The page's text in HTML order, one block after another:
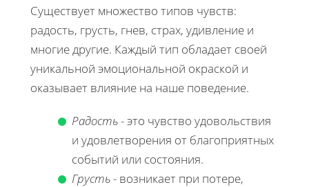
Существует множество типов чувств:
радость, грусть, гнев, страх, удивление и
многие другие. Каждый тип обладает своей
уникальной эмоциональной окраской и
оказывает влияние на наше поведение.
Радость- это чувство удовольствия
и удовлетворения от благоприятных
событий или состояния.
Грусть- возникает при потере,